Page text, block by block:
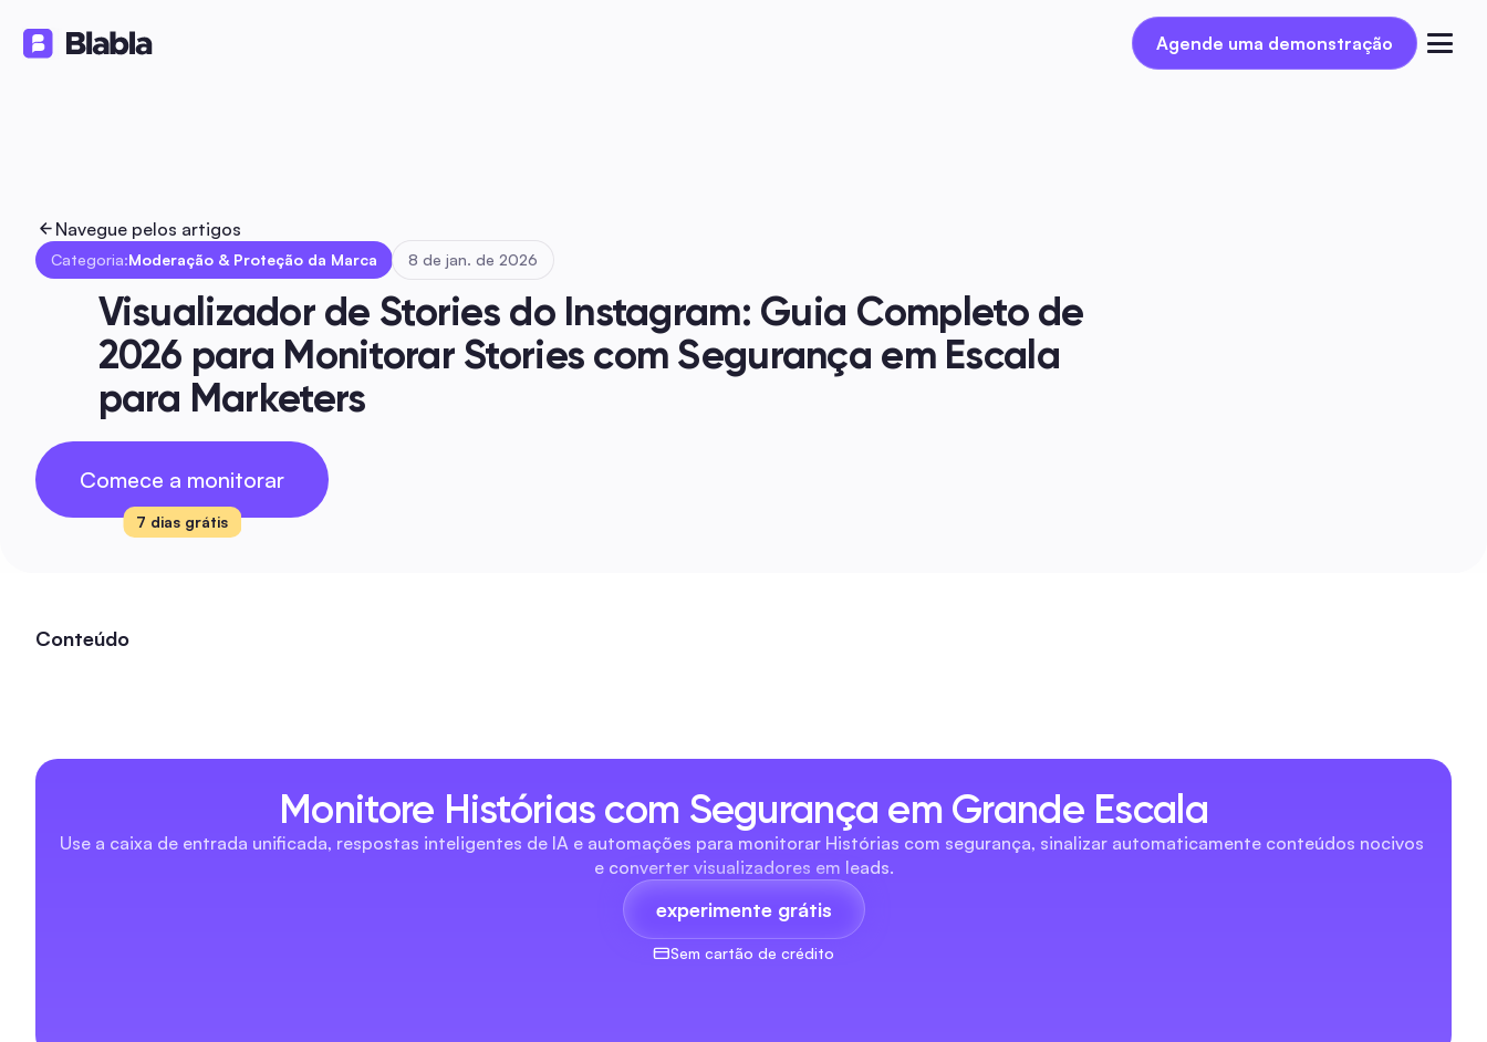
Agende uma demonstração
Agende uma demonstração
Navegue pelos artigos
Categoria:Moderação & Proteção da Marca 8 de jan. de 2026
Visualizador de Stories do Instagram: Guia Completo de
2026 para Monitorar Stories com Segurança em Escala
para Marketers
Comece a monitorar
7 dias grátis
Conteúdo
Monitore Histórias com Segurança em Grande Escala
Use a caixa de entrada unificada, respostas inteligentes de IA e automações para monitorar Histórias com segurança, sinalizar automaticamente conteúdos nocivos
e converter visualizadores em leads.
experimente grátis
Sem cartão de crédito